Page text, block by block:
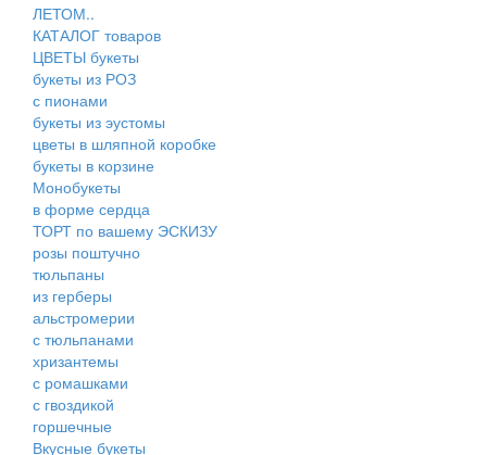
ЛЕТОМ..
КАТАЛОГ товаров
ЦВЕТЫ букеты
букеты из РОЗ
с пионами
букеты из эустомы
цветы в шляпной коробке
букеты в корзине
Монобукеты
в форме сердца
ТОРТ по вашему ЭСКИЗУ
розы поштучно
тюльпаны
из герберы
альстромерии
с тюльпанами
хризантемы
с ромашками
с гвоздикой
горшечные
Вкусные букеты